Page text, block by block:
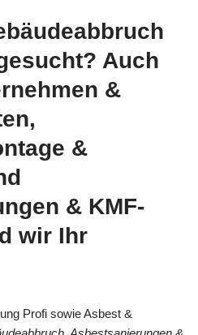
Auch
&
&
& KMF-
wir Ihr
Profi sowie Asbest &